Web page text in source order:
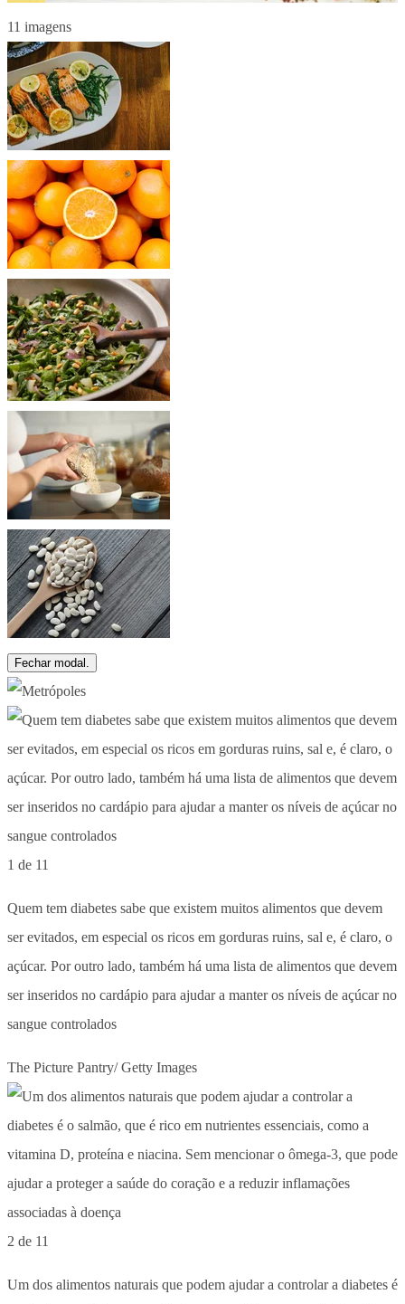
11 imagens
Fechar modal.
1 de 11
Quem tem diabetes sabe que existem muitos alimentos que devem
ser evitados, em especial os ricos em gorduras ruins, sal e, é claro, o
açúcar. Por outro lado, também há uma lista de alimentos que devem
ser inseridos no cardápio para ajudar a manter os níveis de açúcar no
sangue controlados
The Picture Pantry/ Getty Images
2 de 11
Um dos alimentos naturais que podem ajudar a controlar a diabetes é